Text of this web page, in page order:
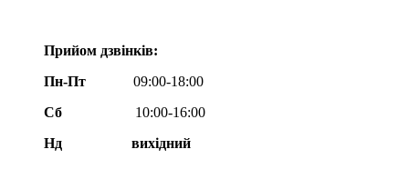
Прийом дзвінків:
Пн-Пт
09:00-18:00
Сб
10:00-16:00
Нд вихідний